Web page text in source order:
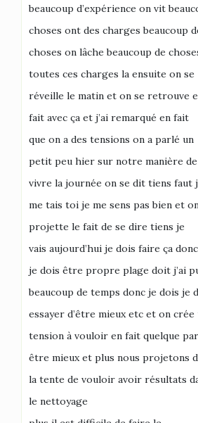
beaucoup d’expérience on vit
choses ont des charges beaucoup
choses on lâche beaucoup de
toutes ces charges la ensuite on se
réveille le matin et on se retrouve
fait avec ça et j’ai remarqué en fait
que on a des tensions on a parlé un
petit peu hier sur notre manière de
vivre la journée on se dit tiens faut
me tais toi je me sens pas bien et
projette le fait de se dire tiens je
vais aujourd’hui je dois faire ça donc
je dois être propre plage doit j’ai
beaucoup de temps donc je dois je
essayer d’être mieux etc et on crée
tension à vouloir en fait quelque
être mieux et plus nous projetons
la tente de vouloir avoir résultats
le nettoyage